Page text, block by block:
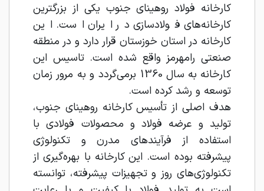
کارخانه فولاد روهینای جنوب یکی از بزرگترین
کارخانه‌های فولادسازی در ایران است. این
کارخانه در استان خوزستان قرار دارد و در منطقه
صنعتی رامهرمز واقع شده است. تاسیس این
کارخانه به سال 1360 برمی‌گردد و به مرور زمان
توسعه و رشد کرده است.
هدف اصلی از تأسیس کارخانه روهینای جنوب،
تولید و عرضه فولاد و محصولات فولادی با
استفاده از فرآیندهای مدرن و تکنولوژی
پیشرفته بوده است. این کارخانه با بهره‌گیری از
تکنولوژی‌های روز و تجهیزات پیشرفته، توانسته